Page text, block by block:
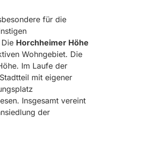
für die
Horchheimer Höhe
Wohngebiet. Die
Im Laufe der
mit eigener
Insgesamt vereint
der